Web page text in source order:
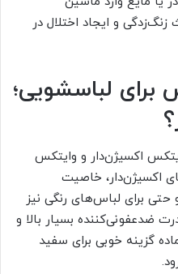
زنگ‌زدگی و ایجاد اختلال در
برای لباسشویی؛
اکسیژن‌دار و وایتکس
اکسیژن‌دار، خاصیت
حتی برای لباس‌های رنگی نیز
ضدعفونی‌کننده بسیار بالا و
گزینه خوبی برای سفید